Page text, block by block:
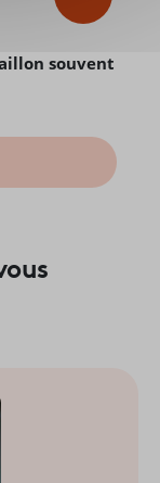
souvent